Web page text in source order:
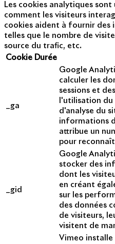
Les cookies analytiques
comment les visiteurs
cookies aident à fournir des
telles que le nombre de
source du trafic, etc.
Cookie Durée
_ga
Google
calculer les
sessions et
l'utilisation
d'analyse du
informations
attribue un
pour
_gid
Google
stocker des
dont les
en créant
sur les
des données
de visiteurs,
visitent de
Vimeo